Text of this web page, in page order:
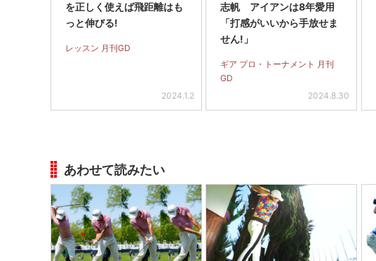
を正しく使えば飛距離はも
っと伸びる!
レッスン 月刊GD
2024.1.2
志帆 アイアンは8年愛用
「打感がいいから手放せま
せん!」
ギア プロ・トーナメント 月刊
GD
2024.8.30
あわせて読みたい